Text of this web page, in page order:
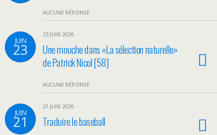
AUCUNE RÉPONSE
JUIN
23
23 JUIN 2026
Une mouche dans «La sélection naturelle»
de Patrick Nicol [58]
AUCUNE RÉPONSE
JUIN
21
21 JUIN 2026
Traduire le baseball